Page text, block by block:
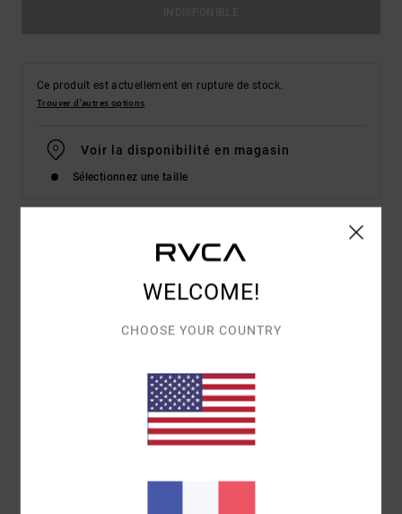
Ce produit est actuellement en rupture de stock.
Trouver d'autres options
Voir la disponibilité en magasin
Sélectionnez une taille
Details & caractéristiques
T-shirt à manches courtes Violet Homme
EVYZT00248 Code couleurpfm0
100% coton biologique [200 g/m2]
coupe Relaxed fit
WELCOME!
CHOOSE YOUR COUNTRY